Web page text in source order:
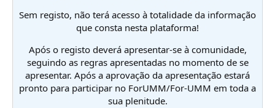
Sem registo, não terá acesso à totalidade da informação
que consta nesta plataforma!
Após o registo deverá apresentar-se à comunidade,
seguindo as regras apresentadas no momento de se
apresentar. Após a aprovação da apresentação estará
pronto para participar no ForUMM/For-UMM em toda a
sua plenitude.